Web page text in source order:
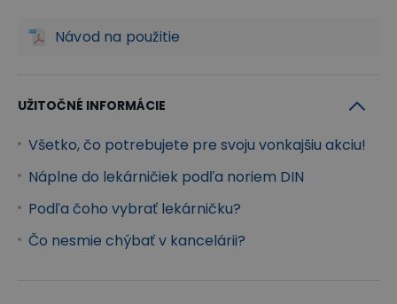
Návod na použitie
UŽITOČNÉ INFORMÁCIE
Všetko, čo potrebujete pre svoju vonkajšiu akciu!
Náplne do lekárničiek podľa noriem DIN
Podľa čoho vybrať lekárničku?
Čo nesmie chýbať v kancelárii?